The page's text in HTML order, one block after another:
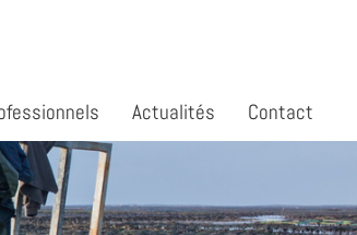
Actualités Contact